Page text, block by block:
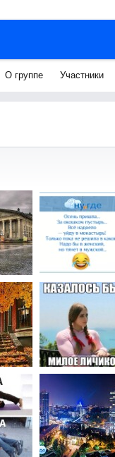
О группе Участники